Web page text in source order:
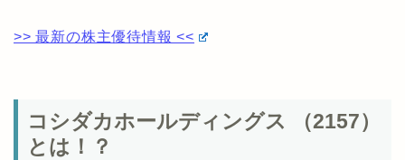
>> 最新の株主優待情報 <<
コシダカホールディングス （2157）
とは！？